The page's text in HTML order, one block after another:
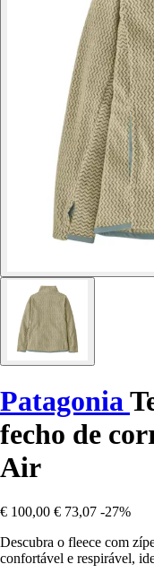
Patagonia
fecho de
Air
€ 100,00 € 73,07 -27%
Descubra o fleece com
confortável e respirável,